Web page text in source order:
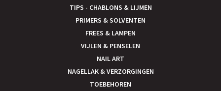
TIPS - CHABLONS & LIJMEN
PRIMERS & SOLVENTEN
FREES & LAMPEN
VIJLEN & PENSELEN
NAIL ART
NAGELLAK & VERZORGINGEN
TOEBEHOREN